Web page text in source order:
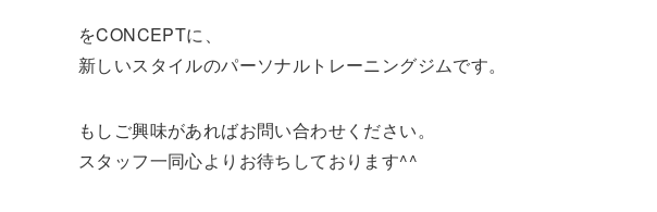
をCONCEPTに、
新しいスタイルのパーソナルトレーニングジムです。
もしご興味があればお問い合わせください。
スタッフ一同心よりお待ちしております^^